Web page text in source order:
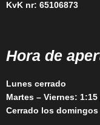
KvK nr: 65106873
Hora de
Lunes cerrado
Martes – Viernes:
Cerrado los domingos